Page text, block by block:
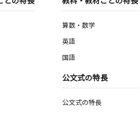
算数・数学
英語
国語
公文式の特長
公文式の特長